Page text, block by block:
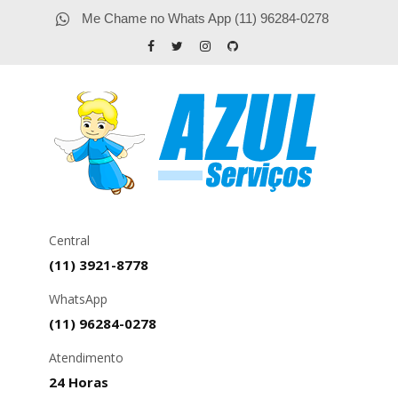
Me Chame no Whats App (11) 96284-0278
Central
(11) 3921-8778
WhatsApp
(11) 96284-0278
Atendimento
24 Horas